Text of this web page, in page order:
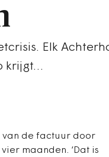
Elk
krijgt…
van de factuur door
maanden. ‘Dat is